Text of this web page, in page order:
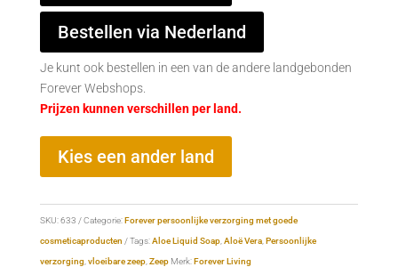
Bestellen via Nederland
Je kunt ook bestellen in een van de andere landgebonden
Forever Webshops.
Prijzen kunnen verschillen per land.
Kies een ander land
SKU:633 Categorie:Forever persoonlijke verzorging met goede
cosmeticaproducten Tags:Aloe Liquid Soap, Aloë Vera, Persoonlijke
verzorging vloeibare zeep, Zeep Merk:Forever Living